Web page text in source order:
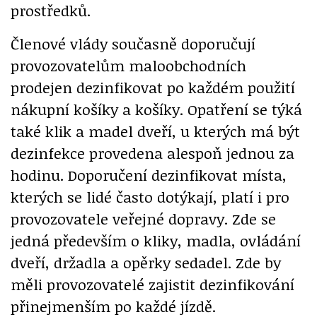
prostředků.
Členové vlády současně doporučují
provozovatelům maloobchodních
prodejen dezinfikovat po každém použití
nákupní košíky a košíky. Opatření se týká
také klik a madel dveří, u kterých má být
dezinfekce provedena alespoň jednou za
hodinu. Doporučení dezinfikovat místa,
kterých se lidé často dotýkají, platí i pro
provozovatele veřejné dopravy. Zde se
jedná především o kliky, madla, ovládání
dveří, držadla a opěrky sedadel. Zde by
měli provozovatelé zajistit dezinfikování
přinejmenším po každé jízdě.